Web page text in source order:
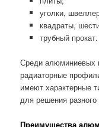
уголки,
квадраты,
трубный прокат.
Среди алюминиевых
радиаторные
имеют характерные
для решения
Преимущества